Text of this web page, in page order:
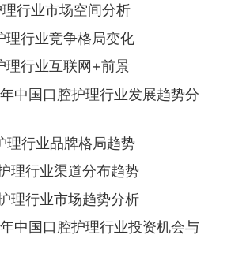
理行业市场空间分析
理行业竞争格局变化
理行业互联网+前景
中国口腔护理行业发展趋势分
理行业品牌格局趋势
理行业渠道分布趋势
理行业市场趋势分析
中国口腔护理行业投资机会与